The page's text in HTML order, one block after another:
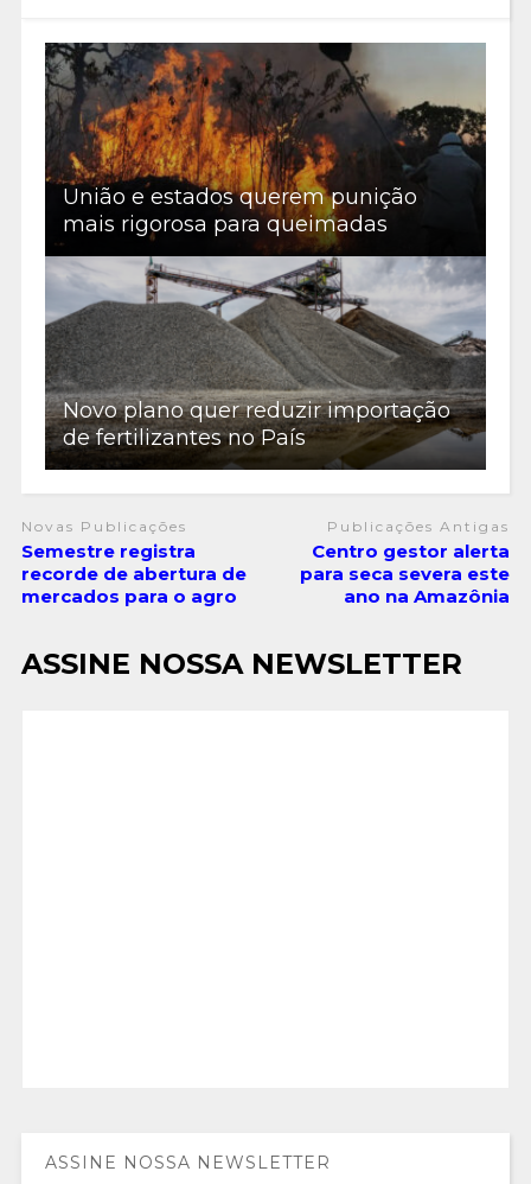
União e estados querem punição
mais rigorosa para queimadas
Novo plano quer reduzir importação
de fertilizantes no País
Novas Publicações
Semestre registra
recorde de abertura de
mercados para o agro
Publicações Antigas
Centro gestor alerta
para seca severa este
ano na Amazônia
ASSINE NOSSA NEWSLETTER
ASSINE NOSSA NEWSLETTER